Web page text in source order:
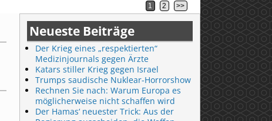
1 2 >>
Neueste Beiträge
Der Krieg eines „respektierten“
Medizinjournals gegen Ärzte
Katars stiller Krieg gegen Israel
Trumps saudische Nuklear-Horrorshow
Rechnen Sie nach: Warum Europa es
möglicherweise nicht schaffen wird
Der Hamas‘ neuester Trick: Aus der